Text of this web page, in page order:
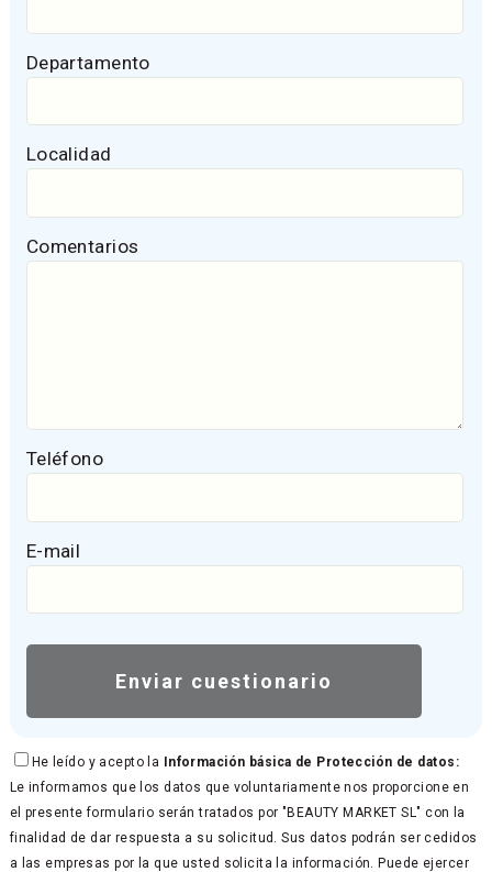
Departamento
Localidad
Comentarios
Teléfono
E-mail
He leído y acepto la Información básica de Protección de datos:
Le informamos que los datos que voluntariamente nos proporcione en
el presente formulario serán tratados por "BEAUTY MARKET SL" con la
finalidad de dar respuesta a su solicitud. Sus datos podrán ser cedidos
a las empresas por la que usted solicita la información. Puede ejercer